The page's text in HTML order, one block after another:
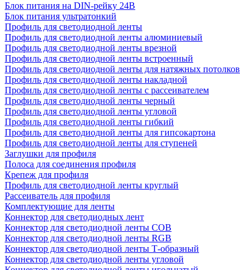
Блок питания на DIN-рейку 24В
Блок питания ультратонкий
Профиль для светодиодной ленты
Профиль для светодиодной ленты алюминиевый
Профиль для светодиодной ленты врезной
Профиль для светодиодной ленты встроенный
Профиль для светодиодной ленты для натяжных потолков
Профиль для светодиодной ленты накладной
Профиль для светодиодной ленты с рассеивателем
Профиль для светодиодной ленты черный
Профиль для светодиодной ленты угловой
Профиль для светодиодной ленты гибкий
Профиль для светодиодной ленты для гипсокартона
Профиль для светодиодной ленты для ступеней
Заглушки для профиля
Полоса для соединения профиля
Крепеж для профиля
Профиль для светодиодной ленты круглый
Рассеиватель для профиля
Комплектующие для ленты
Коннектор для светодиодных лент
Коннектор для светодиодной ленты COB
Коннектор для светодиодной ленты RGB
Коннектор для светодиодной ленты Т-образный
Коннектор для светодиодной ленты угловой